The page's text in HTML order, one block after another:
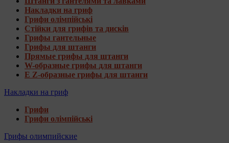
Накладки на гриф
Грифи олімпійські
Стійки для грифів та дисків
Грифы гантельные
Грифы для штанги
Прямые грифы для штанги
W-образные грифы для штанги
E Z-образные грифы для штанги
Накладки на гриф
Грифи
Грифи олімпійські
Грифы олимпийские